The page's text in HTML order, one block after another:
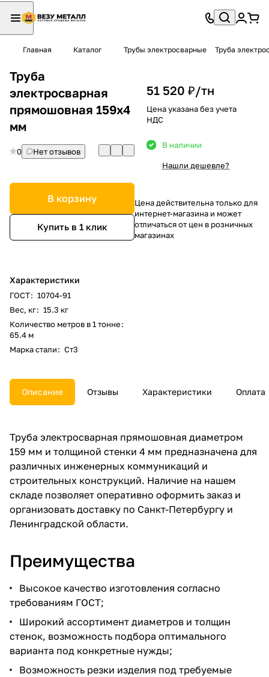
Главная Каталог Трубы электросварные Труба
Труба
электросварная
прямошовная 159х4
мм
0 Нет отзывов
В корзину
Купить в 1 клик
Характеристики
ГОСТ: 10704-91
Вес, кг: 15.3 кг
Количество метров в 1 тонне:
65.4 м
Марка стали: Ст3
51 520 ₽/тн
Цена указана без учета
НДС
В наличии
Нашли дешевле?
Цена действительна только для
интернет-магазина и может
отличаться от цен в розничных
магазинах
Описание Отзывы Характеристики Оплата
Труба электросварная прямошовная диаметром
159 мм и толщиной стенки 4 мм предназначена для
различных инженерных коммуникаций и
строительных конструкций. Наличие на нашем
складе позволяет оперативно оформить заказ и
организовать доставку по Санкт-Петербургу и
Ленинградской области.
Преимущества
Высокое качество изготовления согласно
требованиям ГОСТ;
Широкий ассортимент диаметров и толщин
стенок, возможность подбора оптимального
варианта под конкретные нужды;
Возможность резки изделия под требуемые